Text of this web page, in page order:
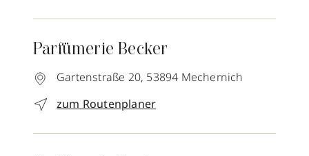
Parfümerie Becker
Gartenstraße 20, 53894 Mechernich
zum Routenplaner